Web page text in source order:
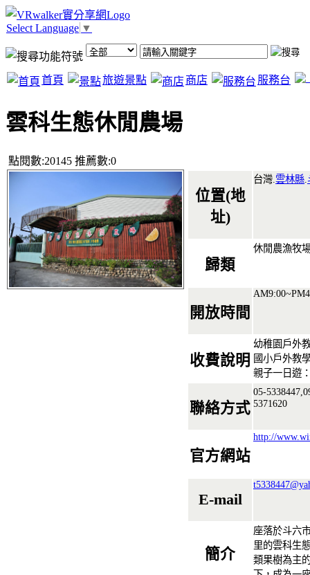
Select Language ▼
首頁 旅遊景點 商店 服務台
雲科生態休閒農場
點閱數:20145 推薦數:0
位置(地
址)
台灣. 雲林縣
歸類
休閒農漁牧
開放時間
收費說明
幼稚園戶外
國小戶外教
親子一日遊
聯絡方式
05-
5371620
官方網站
http://
E-mail
簡介
座落於斗六
里的雲科生
類果樹為主